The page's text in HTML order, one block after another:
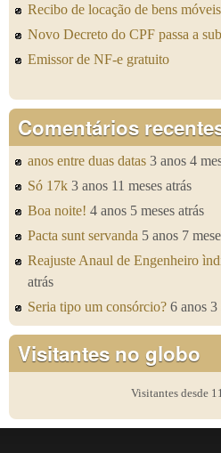
Recibo de locação de bens móveis
Novo Decreto do CPF passa a
Emissor de NF-e gratuito
Comentários
anos entre duas datas 3 anos 4
Só 17k 3 anos 11 meses atrás
Boa noite! 4 anos 5 meses atrás
Pacta sunt servanda 5 anos 7
Reajuste Anaul de Engenheiro
atrás
Seria tipo um consórcio? 6 anos 3
Visitantes no globo
Visitantes desde